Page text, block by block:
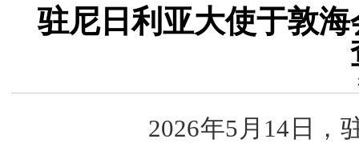
驻尼日利亚大使于敦
2026年5月14日，